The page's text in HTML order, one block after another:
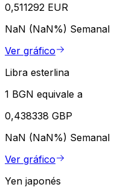
0,511292 EUR
NaN (NaN%) Semanal
Ver gráfico
Libra esterlina
1 BGN equivale a
0,438338 GBP
NaN (NaN%) Semanal
Ver gráfico
Yen japonés